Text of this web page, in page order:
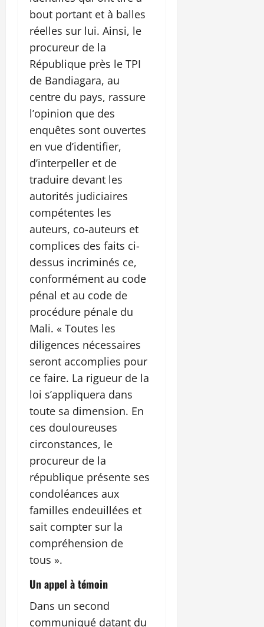
bout portant et à balles
réelles sur lui. Ainsi, le
procureur de la
République près le TPI
de Bandiagara, au
centre du pays, rassure
l’opinion que des
enquêtes sont ouvertes
en vue d’identifier,
d’interpeller et de
traduire devant les
autorités judiciaires
compétentes les
auteurs, co-auteurs et
complices des faits ci-
dessus incriminés ce,
conformément au code
pénal et au code de
procédure pénale du
Mali. « Toutes les
diligences nécessaires
seront accomplies pour
ce faire. La rigueur de la
loi s’appliquera dans
toute sa dimension. En
ces douloureuses
circonstances, le
procureur de la
république présente ses
condoléances aux
familles endeuillées et
sait compter sur la
compréhension de
tous ».
Un appel à témoin
Dans un second
communiqué datant du